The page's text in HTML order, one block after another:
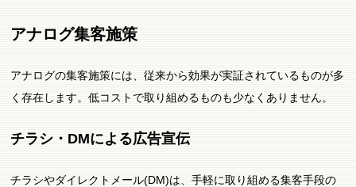
アナログ集客施策
アナログの集客施策には、従来から効果が実証されているものが多
く存在します。低コストで取り組めるものも少なくありません。
チラシ・DMによる広告宣伝
チラシやダイレクトメール(DM)は、手軽に取り組める集客手段の